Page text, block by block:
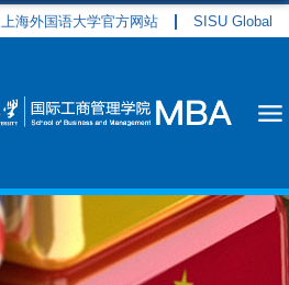
上海外国语大学官方网站 SISU Global